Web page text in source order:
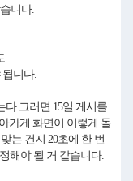
니다.
됩니다.
다 그러면 15일 게시를
가게 화면이 이렇게 돌
는 건지 20초에 한 번
해야 될 거 같습니다.